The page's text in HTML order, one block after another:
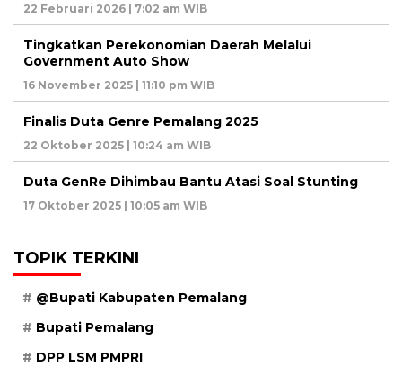
22 Februari 2026 | 7:02 am WIB
Tingkatkan Perekonomian Daerah Melalui
Government Auto Show
16 November 2025 | 11:10 pm WIB
Finalis Duta Genre Pemalang 2025
22 Oktober 2025 | 10:24 am WIB
Duta GenRe Dihimbau Bantu Atasi Soal Stunting
17 Oktober 2025 | 10:05 am WIB
TOPIK TERKINI
@Bupati Kabupaten Pemalang
Bupati Pemalang
DPP LSM PMPRI